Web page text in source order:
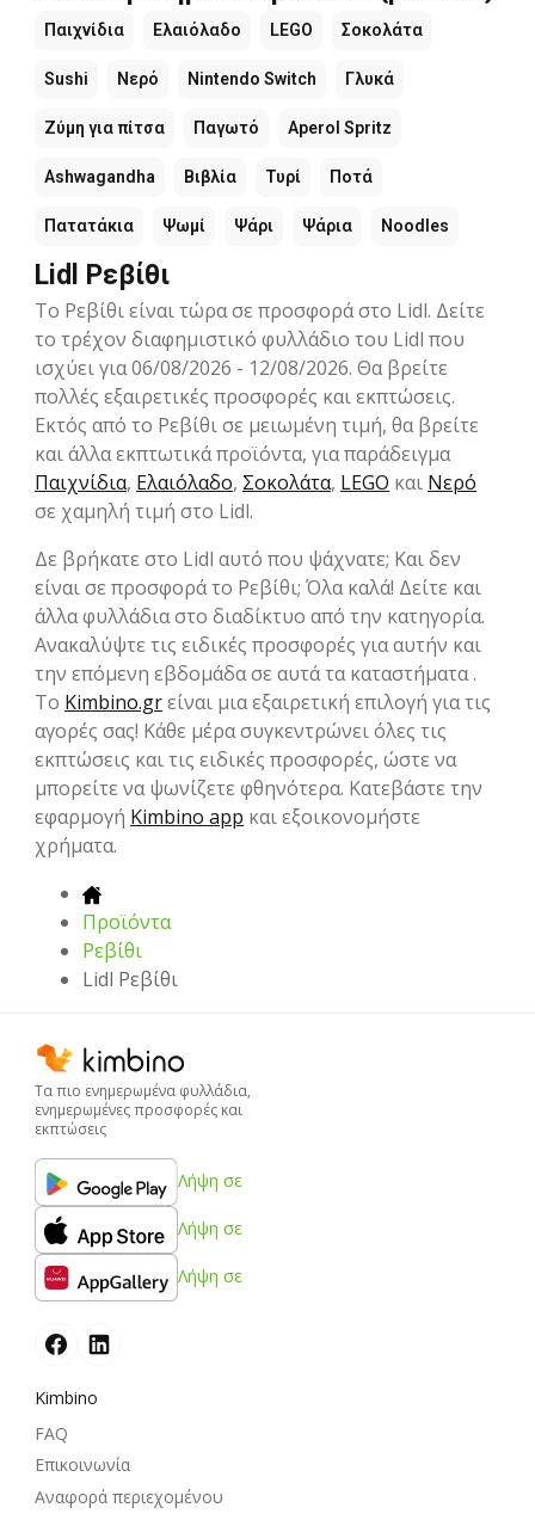
Παιχνίδια Ελαιόλαδο LEGO Σοκολάτα
Sushi Νερό Nintendo Switch Γλυκά
Ζύμη για πίτσα Παγωτό Aperol Spritz
Ashwagandha Βιβλία Τυρί Ποτά
Πατατάκια Ψωμί Ψάρι Ψάρια Noodles
Lidl Ρεβίθι
Το Ρεβίθι είναι τώρα σε προσφορά στο Lidl. Δείτε
το τρέχον διαφημιστικό φυλλάδιο του Lidl που
ισχύει για 06/08/2026 - 12/08/2026. Θα βρείτε
πολλές εξαιρετικές προσφορές και εκπτώσεις.
Εκτός από το Ρεβίθι σε μειωμένη τιμή, θα βρείτε
και άλλα εκπτωτικά προϊόντα, για παράδειγμα
Παιχνίδια, Ελαιόλαδο, Σοκολάτα, LEGO και Νερό
σε χαμηλή τιμή στο Lidl.
Δε βρήκατε στο Lidl αυτό που ψάχνατε; Και δεν
είναι σε προσφορά το Ρεβίθι; Όλα καλά! Δείτε και
άλλα φυλλάδια στο διαδίκτυο από την κατηγορία.
Ανακαλύψτε τις ειδικές προσφορές για αυτήν και
την επόμενη εβδομάδα σε αυτά τα καταστήματα .
Το Kimbino.grείναι μια εξαιρετική επιλογή για τις
αγορές σας! Κάθε μέρα συγκεντρώνει όλες τις
εκπτώσεις και τις ειδικές προσφορές, ώστε να
μπορείτε να ψωνίζετε φθηνότερα. Κατεβάστε την
εφαρμογή Kimbino app και εξοικονομήστε
χρήματα.
Προϊόντα
Ρεβίθι
Lidl Ρεβίθι
Τα πιο ενημερωμένα φυλλάδια,
ενημερωμένες προσφορές και
εκπτώσεις
Λήψη σε
Λήψη σε
Λήψη σε
Kimbino
FAQ
Επικοινωνία
Αναφορά περιεχομένου